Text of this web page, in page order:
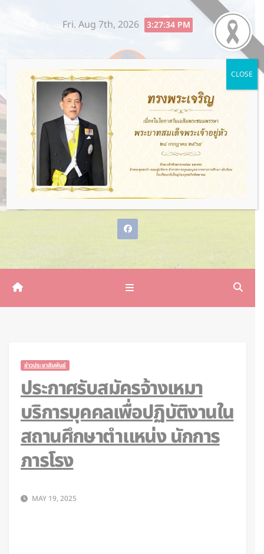
Fri. Aug 7th, 2026 3:27:34 PM
โรงเรียนกรับใหญ่ว่องกุศลกิจ
พิทยาคม
พ่อแม่ให้ชีวิต ว่องกุศลกิจให้อนาคต
ข่าวประชาสัมพันธ์
ประกาศรับสมัครจ้างเหมา
บริการบุคคลเพื่อปฏิบัติงานใน
สถานศึกษาตำแหน่ง นักการ
ภารโรง
MAY 19, 2025
CLOSE